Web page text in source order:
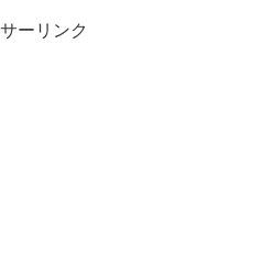
ーリンク